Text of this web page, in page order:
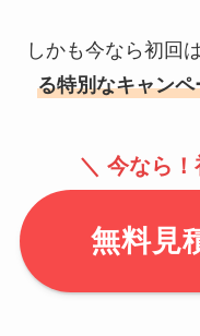
しかも今なら初回
る特別なキャンペ
＼ 今なら
無料見